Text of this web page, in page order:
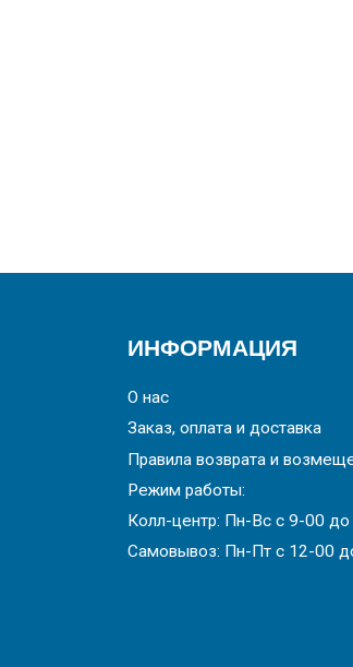
ИНФОРМАЦИЯ
О нас
Заказ, оплата и доставка
Правила возврата и
Режим работы:
Колл-центр: Пн-Вс с 9-00
Самовывоз: Пн-Пт с 12-00